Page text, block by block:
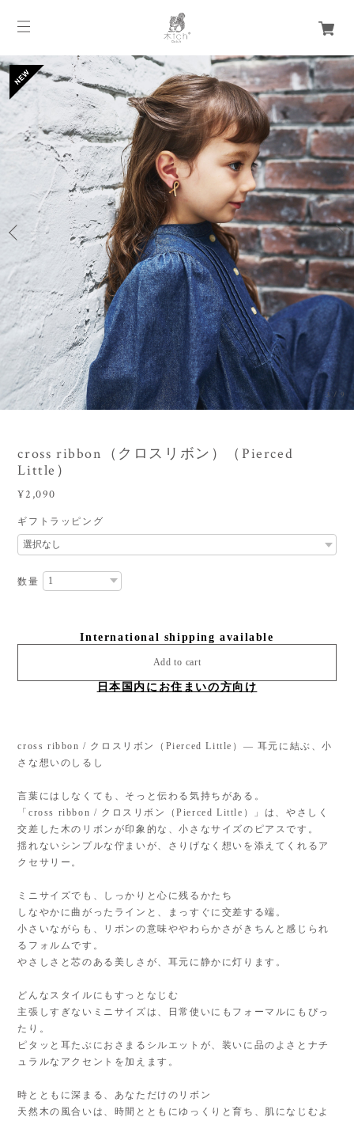
3 /9
cross ribbon（クロスリボン）（Pierced
Little）
¥2,090
ギフトラッピング
数量
International shipping available
Add to cart
日本国内にお住まいの方向け
cross ribbon / クロスリボン（Pierced Little）— 耳元に結ぶ、小
さな想いのしるし
言葉にはしなくても、そっと伝わる気持ちがある。
「cross ribbon / クロスリボン（Pierced Little）」は、やさしく
交差した木のリボンが印象的な、小さなサイズのピアスです。
揺れないシンプルな佇まいが、さりげなく想いを添えてくれるア
クセサリー。
ミニサイズでも、しっかりと心に残るかたち
しなやかに曲がったラインと、まっすぐに交差する端。
小さいながらも、リボンの意味ややわらかさがきちんと感じられ
るフォルムです。
やさしさと芯のある美しさが、耳元に静かに灯ります。
どんなスタイルにもすっとなじむ
主張しすぎないミニサイズは、日常使いにもフォーマルにもぴっ
たり。
ピタッと耳たぶにおさまるシルエットが、装いに品のよさとナチ
ュラルなアクセントを加えます。
時とともに深まる、あなただけのリボン
天然木の風合いは、時間とともにゆっくりと育ち、肌になじむよ